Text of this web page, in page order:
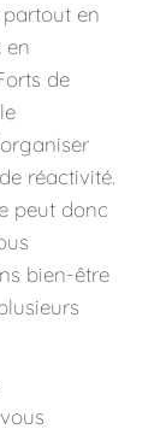
en
en
de
réactivité.
peut donc
bien-être